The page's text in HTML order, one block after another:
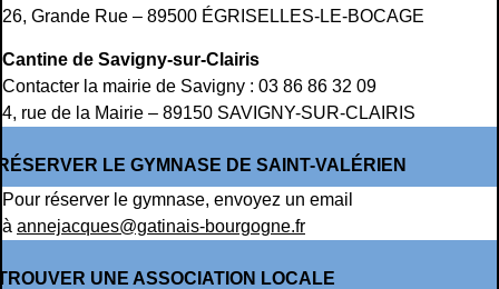
26, Grande Rue – 89500 ÉGRISELLES-LE-BOCAGE
Cantine de Savigny-sur-Clairis
Contacter la mairie de Savigny : 03 86 86 32 09
4, rue de la Mairie – 89150 SAVIGNY-SUR-CLAIRIS
LE GYMNASE DE SAINT-VALÉRIEN
Pour réserver le gymnase, envoyez un email
à annejacques@gatinais-bourgogne.fr
UNE ASSOCIATION LOCALE